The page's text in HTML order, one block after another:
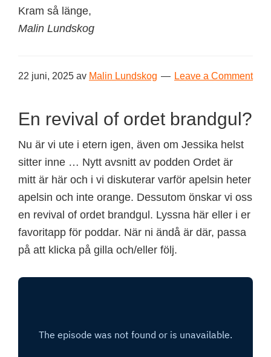
Kram så länge,
Malin Lundskog
22 juni, 2025 av Malin Lundskog Leave a Comment
En revival of ordet brandgul?
Nu är vi ute i etern igen, även om Jessika helst
sitter inne … Nytt avsnitt av podden Ordet är
mitt är här och i vi diskuterar varför apelsin heter
apelsin och inte orange. Dessutom önskar vi oss
en revival of ordet brandgul. Lyssna här eller i er
favoritapp för poddar. När ni ändå är där, passa
på att klicka på gilla och/eller följ.